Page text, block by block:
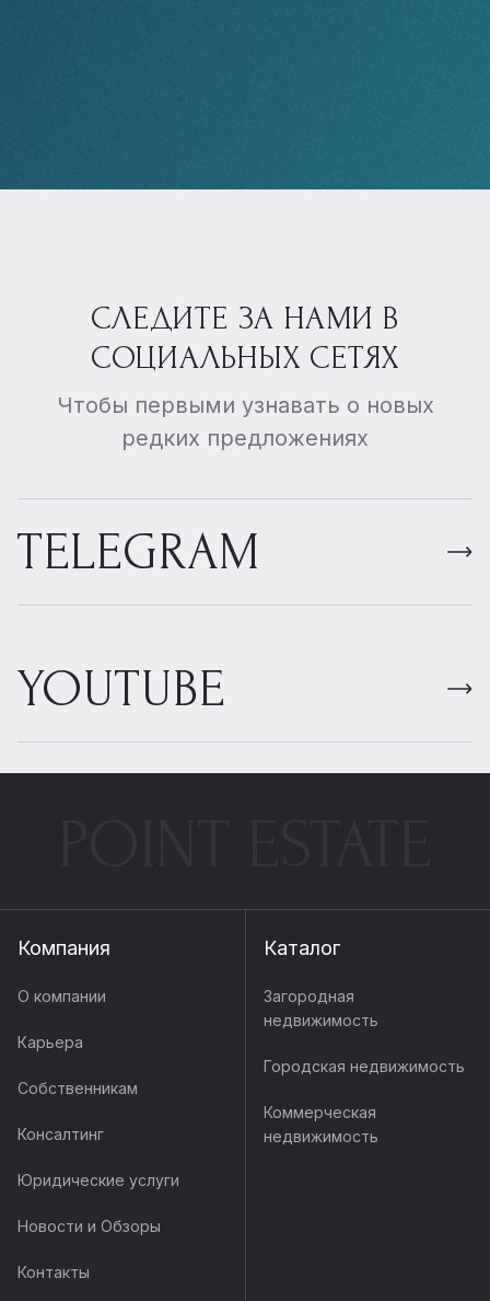
СЛЕДИТЕ ЗА НАМИ В
СОЦИАЛЬНЫХ СЕТЯХ
Чтобы первыми узнавать о новых
редких предложениях
TELEGRAM
YOUTUBE
Компания
О компании
Карьера
Собственникам
Консалтинг
Юридические услуги
Новости и Обзоры
Контакты
Каталог
Загородная
недвижимость
Городская недвижимость
Коммерческая
недвижимость